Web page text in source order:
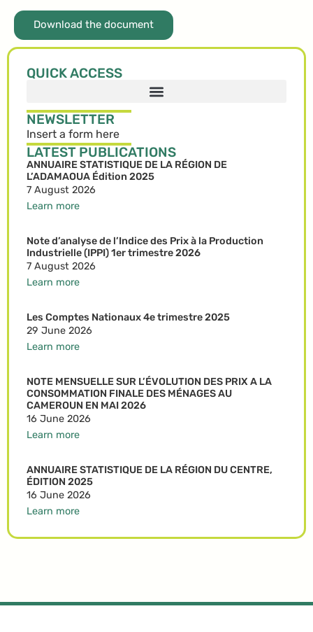
Download the document
QUICK ACCESS
NEWSLETTER
Insert a form here
LATEST PUBLICATIONS
ANNUAIRE STATISTIQUE DE LA RÉGION DE
L’ADAMAOUA Édition 2025
7 August 2026
Learn more
Note d’analyse de l’Indice des Prix à la Production
Industrielle (IPPI) 1er trimestre 2026
7 August 2026
Learn more
Les Comptes Nationaux 4e trimestre 2025
29 June 2026
Learn more
NOTE MENSUELLE SUR L’ÉVOLUTION DES PRIX A LA
CONSOMMATION FINALE DES MÉNAGES AU
CAMEROUN EN MAI 2026
16 June 2026
Learn more
ANNUAIRE STATISTIQUE DE LA RÉGION DU CENTRE,
ÉDITION 2025
16 June 2026
Learn more